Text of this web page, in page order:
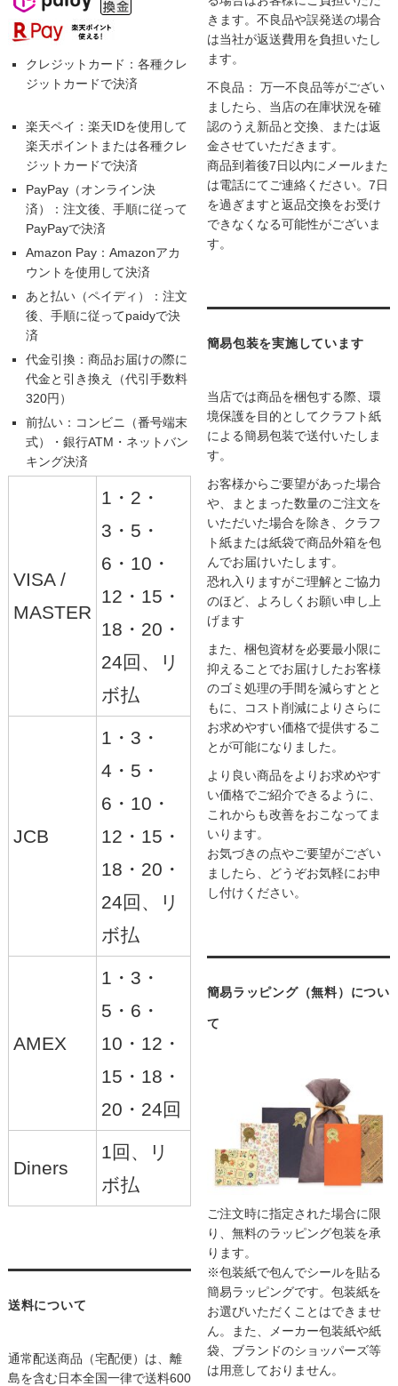
クレジットカード：各種クレ
ジットカードで決済
楽天ペイ：楽天IDを使用して
楽天ポイントまたは各種クレ
ジットカードで決済
PayPay（オンライン決
済）：注文後、手順に従って
PayPayで決済
Amazon Pay：Amazonアカ
ウントを使用して決済
あと払い（ペイディ）：注文
後、手順に従ってpaidyで決
済
代金引換：商品お届けの際に
代金と引き換え（代引手数料
320円）
前払い：コンビニ（番号端末
式）・銀行ATM・ネットバン
キング決済
VISA /
MASTER
1・2・
3・5・
6・10・
12・15・
18・20・
24回、リ
ボ払
JCB
1・3・
4・5・
6・10・
12・15・
18・20・
24回、リ
ボ払
AMEX
1・3・
5・6・
10・12・
15・18・
20・24回
Diners
1回、リ
ボ払
送料について
通常配送商品（宅配便）は、離
島を含む日本全国一律で送料600
きます。不良品や誤発送の場合
は当社が返送費用を負担いたし
ます。
不良品： 万一不良品等がござい
ましたら、当店の在庫状況を確
認のうえ新品と交換、または返
金させていただきます。
商品到着後7日以内にメールまた
は電話にてご連絡ください。7日
を過ぎますと返品交換をお受け
できなくなる可能性がございま
す。
簡易包装を実施しています
当店では商品を梱包する際、環
境保護を目的としてクラフト紙
による簡易包装で送付いたしま
す。
お客様からご要望があった場合
や、まとまった数量のご注文を
いただいた場合を除き、クラフ
ト紙または紙袋で商品外箱を包
んでお届けいたします。
恐れ入りますがご理解とご協力
のほど、よろしくお願い申し上
げます
また、梱包資材を必要最小限に
抑えることでお届けしたお客様
のゴミ処理の手間を減らすとと
もに、コスト削減によりさらに
お求めやすい価格で提供するこ
とが可能になりました。
より良い商品をよりお求めやす
い価格でご紹介できるように、
これからも改善をおこなってま
いります。
お気づきの点やご要望がござい
ましたら、どうぞお気軽にお申
し付けください。
簡易ラッピング（無料）につい
て
ご注文時に指定された場合に限
り、無料のラッピング包装を承
ります。
※包装紙で包んでシールを貼る
簡易ラッピングです。包装紙を
お選びいただくことはできませ
ん。また、メーカー包装紙や紙
袋、ブランドのショッパーズ等
は用意しておりません。